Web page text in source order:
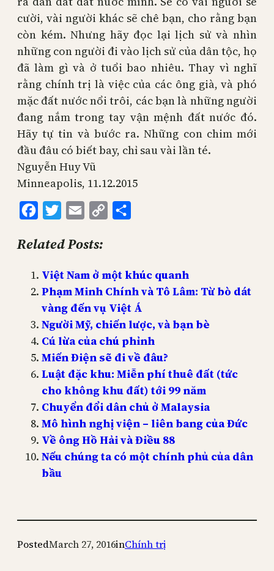
cười, vài người khác sẽ chê bạn, cho rằng bạn
còn kém. Nhưng hãy đọc lại lịch sử và nhìn
những con người đi vào lịch sử của dân tộc, họ
đã làm gì và ở tuổi bao nhiêu. Thay vì nghĩ
rằng chính trị là việc của các ông già, và phó
mặc đất nước nổi trôi, các bạn là những người
đang nắm trong tay vận mệnh đất nước đó.
Hãy tự tin và bước ra. Những con chim mới
đầu đâu có biết bay, chỉ sau vài lần té.
Nguyễn Huy Vũ
Minneapolis, 11.12.2015
FacebookTwitterEmail
Copy
Related Posts:
Việt Nam ở một khúc quanh
Phạm Minh Chính và Tô Lâm: Từ bò dát
vàng đến vụ Việt Á
Người Mỹ, chiến lược, và bạn bè
Cú lừa của chú phỉnh
Miến Điện sẽ đi về đâu?
Luật đặc khu: Miễn phí thuê đất (tức
cho không khu đất) tới 99 năm
Chuyển đổi dân chủ ở Malaysia
Mô hình nghị viện – liên bang của Đức
Về ông Hồ Hải và Điều 88
Nếu chúng ta có một chính phủ của dân
bầu
PostedMarch 27, 2016inChính trị